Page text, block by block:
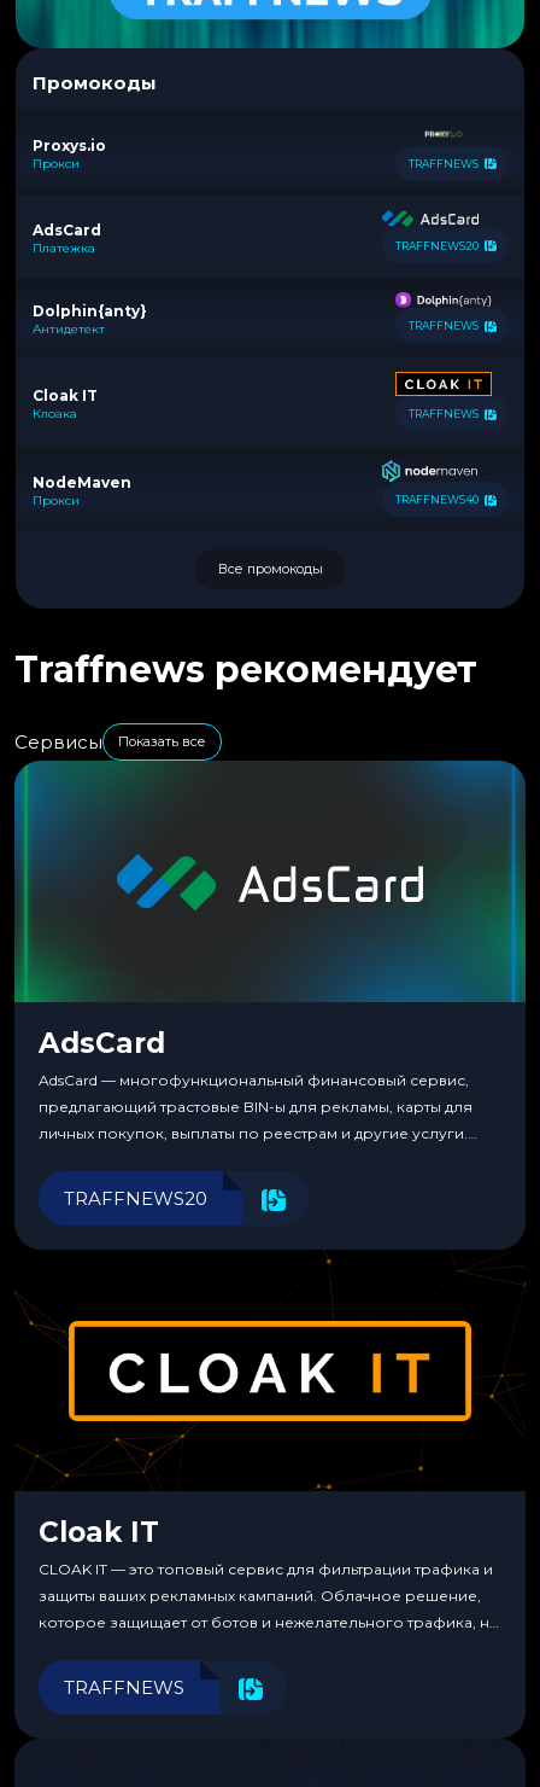
Промокоды
Proxys.io
Прокси TRAFFNEWS
AdsCard
Платежка TRAFFNEWS20
Dolphin{anty}
Антидетект TRAFFNEWS
Cloak IT
Клоака TRAFFNEWS
NodeMaven
Прокси TRAFFNEWS40
Все промокоды
Traffnews рекомендует
Сервисы Показать все
AdsCard
AdsCard — многофункциональный финансовый сервис,
предлагающий трастовые BIN-ы для рекламы, карты для
личных покупок, выплаты по реестрам и другие услуги.
инструменты для управления финансами.
TRAFFNEWS20
Cloak IT
CLOAK IT — это топовый сервис для фильтрации трафика и
защиты ваших рекламных кампаний. Облачное решение,
которое защищает от ботов и нежелательного трафика, не
программирования.
TRAFFNEWS